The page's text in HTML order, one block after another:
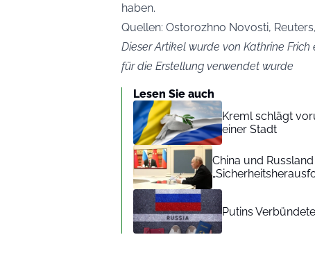
haben.
Quellen: Ostorozhno Novosti,
Dieser Artikel wurde von Kathrine
für die Erstellung verwendet wurde
Lesen Sie auch
Kreml schlägt
einer Stadt
China und
Putins